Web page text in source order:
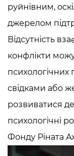
руйнівним,
джерелом
Відсутність
конфлікти
психологічних
свідками або
розвиватися
психологічні
Фонду Ріната